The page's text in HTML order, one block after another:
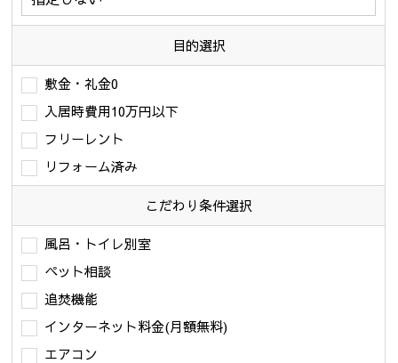
目的選択
敷金・礼金0
入居時費用10万円以下
フリーレント
リフォーム済み
こだわり条件選択
風呂・トイレ別室
ペット相談
追焚機能
インターネット料金(月額無料)
エアコン